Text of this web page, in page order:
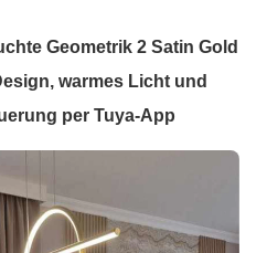
Geometrik 2 Satin Gold
warmes Licht und
per Tuya-App